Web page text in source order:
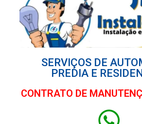
SERVIÇOS DE
PREDIA E
CONTRATO DE